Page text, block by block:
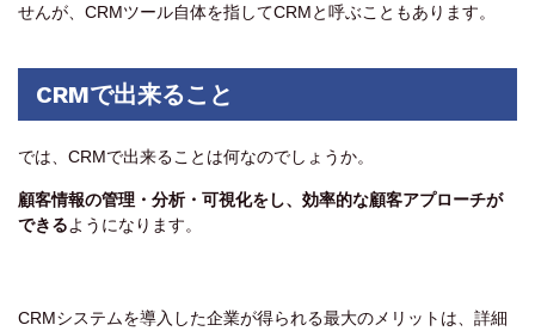
せんが、CRMツール自体を指してCRMと呼ぶこともあります。
CRMで出来ること
では、CRMで出来ることは何なのでしょうか。
顧客情報の管理・分析・可視化をし、効率的な顧客アプローチが
できるようになります。
CRMシステムを導入した企業が得られる最大のメリットは、詳細